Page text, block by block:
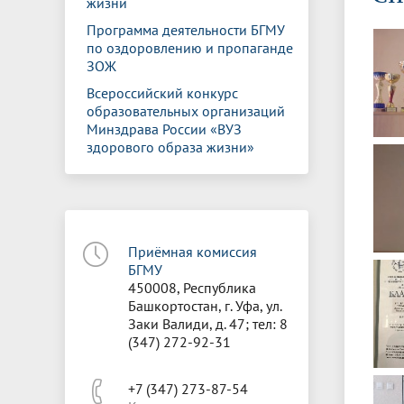
Электронный ящик доверия
Абитуриенту
Видеогалерея
Оплата
Эндаумент
Вопрос-
Управление международной
деятельности
Отдел
Информация для инвалидов и лиц с
ограниченными возможностями
Онлайн
Независимая оценка качества
образования
Итоги научно-исследовательской
работы
Конференции и форумы
Проблемные научные комиссии
онкологии
Санаторий-профилакторий БГМУ
Совет обучающихся
Золотой фонд БГМУ
Медиа
Жизнь иностранных студентов БГМУ
Программа деятельности БГМУ
по оздоровлению и пропаганде
ЗОЖ
Всероссийский конкурс
образовательных организаций
Минздрава России «ВУЗ
здорового образа жизни»
Приёмная комиссия
БГМУ
450008, Республика
Башкортостан, г. Уфа, ул.
Заки Валиди, д. 47; тел: 8
(347) 272-92-31
+7 (347) 273-87-54